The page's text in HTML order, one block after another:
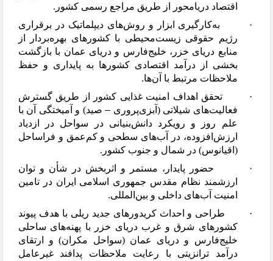
اقتصاد دریامحور از طریق مراجع رسمی کشور.
· بهکارگیری ابزار و روشهای دیپلماتیک در برقراری
رژیم حقوقی زیستمحیطی با کشورهای بهرهبردار از
منابع دریای خزر، خلیجفارس و دریای عمان با بازگشت
بخشی از درآمد اقتصادی کشورها به پایداری و حفظ
ملاحظات مرتبط با آنها.
· تحقق اهداف امنیت غذایی کشور از طریق گسترش
فعالیتهای شیلاتی (آبزیپروری –صید) و آمیختگی آن با
علم روز و رویکرد دانشبنیانی در سواحل در ازدیاد
ارزش افزوده، در آبهای سطحی و کم عمق و فراساحل
(اقیانوس) در شمال و جنوب کشور.
· حضور پایدار، مستمر و اثربخش در شأن و توان
ارزشمند نظام مقدس جمهوری اسلامی ایران در تامین
امنیت آبهای داخلی و بین المللی.
· طراحی و احداث کریدورهای جدید ریلی با هدف پیوند
کشورهای شرق و غرب دریای خزر با پهنههای ساحلی
خلیجفارس و دریای عمان (سواحل مکران) و ارتقای
درآمد ترانزیتی با رعایت ملاحظات پدافند غیرعامل